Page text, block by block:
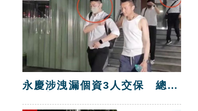
永慶涉洩漏個資3人交保 總部